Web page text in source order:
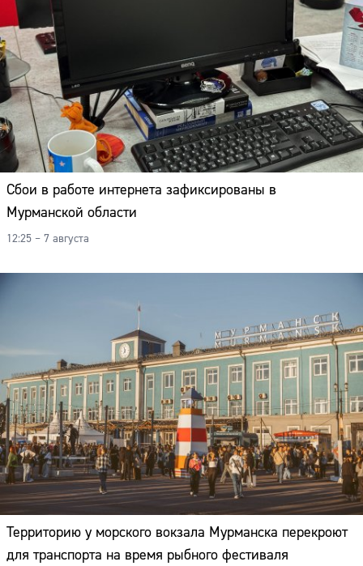
Сбои в работе интернета зафиксированы в
Мурманской области
12:25 – 7 августа
Территорию у морского вокзала Мурманска перекроют
для транспорта на время рыбного фестиваля